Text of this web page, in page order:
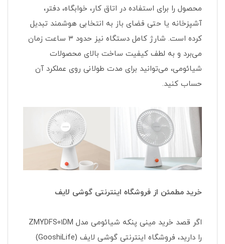
محصول را برای استفاده در اتاق کار، خوابگاه، دفتر،
آشپزخانه یا حتی فضای باز به انتخابی هوشمند تبدیل
کرده است. شارژ کامل دستگاه نیز حدود ۳ ساعت زمان
می‌برد و به لطف کیفیت ساخت بالای محصولات
شیائومی، می‌توانید برای مدت طولانی روی عملکرد آن
حساب کنید.
خرید مطمئن از فروشگاه اینترنتی گوشی لایف
اگر قصد خرید مینی پنکه شیائومی مدل ZMYDFS01DM
را دارید، فروشگاه اینترنتی گوشی لایف (GooshiLife)